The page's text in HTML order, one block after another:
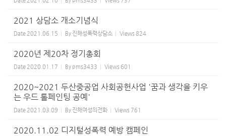
2021 상담소 개소기념식
Date 2021.06.15 By 진해성폭력상담소 Views 824
2020년 제20차 정기총회
Date 2020.01.17 By pms3433 Views 601
2020~2021 두산중공업 사회공헌사업 '꿈과 생각을 키우
는 우드 톨페인팅 공예'
Date 2021.03.09 By 진해여성의전화 Views 761
2020.11.02 디지털성폭력 예방 캠페인